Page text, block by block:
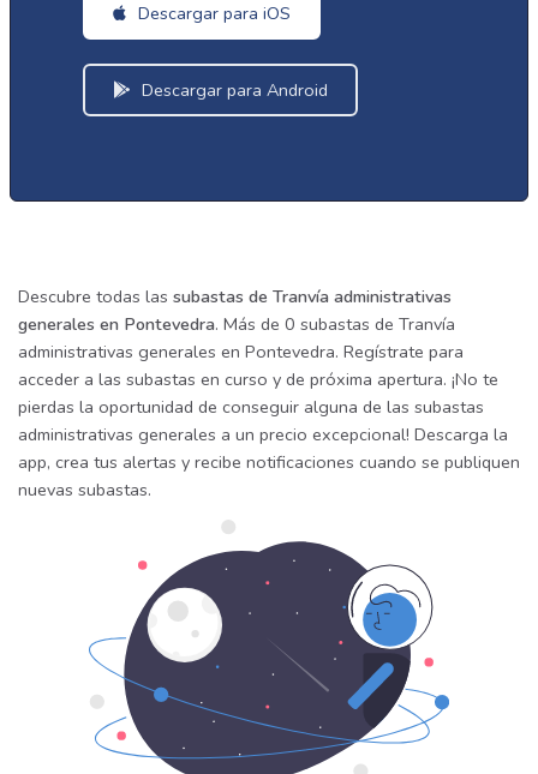
Descargar para iOS
Descargar para Android
Descubre todas las subastas de Tranvía administrativas
generales en Pontevedra. Más de 0 subastas de Tranvía
administrativas generales en Pontevedra. Regístrate para
acceder a las subastas en curso y de próxima apertura. ¡No te
pierdas la oportunidad de conseguir alguna de las subastas
administrativas generales a un precio excepcional! Descarga la
app, crea tus alertas y recibe notificaciones cuando se publiquen
nuevas subastas.